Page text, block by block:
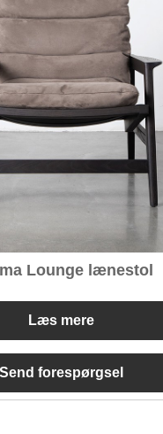
Lounge lænestol
Læs mere
Send forespørgsel